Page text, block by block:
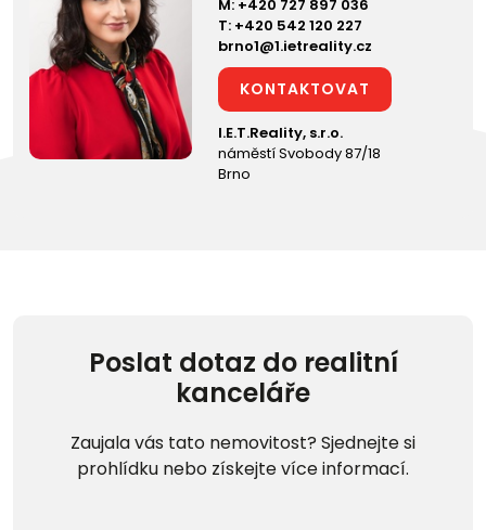
M: +420 727 897 036
T: +420 542 120 227
brno1@1.ietreality.cz
KONTAKTOVAT
I.E.T.Reality, s.r.o.
náměstí Svobody 87/18
Brno
Poslat dotaz do realitní
kanceláře
Zaujala vás tato nemovitost? Sjednejte si
prohlídku nebo získejte více informací.